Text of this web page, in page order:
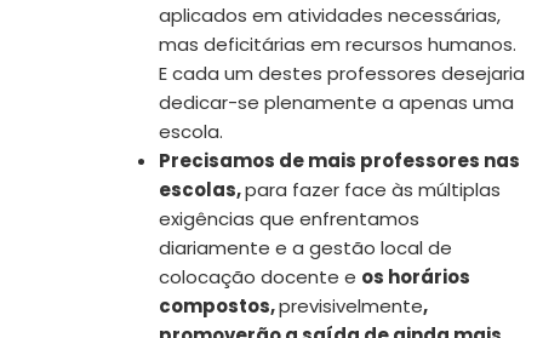
aplicados em atividades necessárias,
mas deficitárias em recursos humanos.
E cada um destes professores desejaria
dedicar-se plenamente a apenas uma
escola.
Precisamos de mais professores nas
escolas,para fazer face às múltiplas
exigências que enfrentamos
diariamente e a gestão local de
colocação docente e os horários
compostos,previsivelmente,